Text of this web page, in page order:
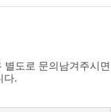
도로 문의남겨주시면
다.